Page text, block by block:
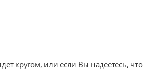
кругом, или если Вы надеетесь,